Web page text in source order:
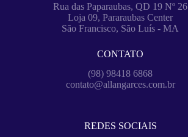
Rua das Paparaubas, QD 19 Nº 26
Loja 09, Pararaubas Center
São Francisco, São Luís - MA
CONTATO
(98) 98418 6868
contato@allangarces.com.br
REDES SOCIAIS